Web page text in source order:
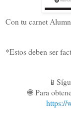
Con tu carnet
*Estos deben ser
🌐Para
https://